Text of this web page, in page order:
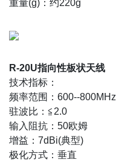
重量(g)：约220g
R-20U指向性板状天线
技术指标：
频率范围：600--800MHz
驻波比：≦2.0
输入阻抗：50欧姆
增益：7dBi(典型)
极化方式：垂直